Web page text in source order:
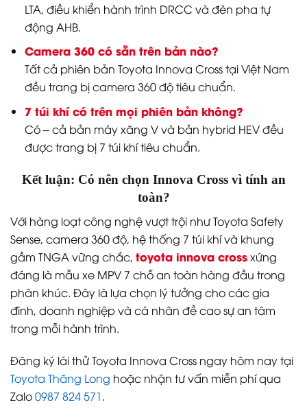
LTA, điều khiển hành trình DRCC và đèn pha tự
động AHB.
Camera 360 có sẵn trên bản nào?
Tất cả phiên bản Toyota Innova Cross tại Việt Nam
đều trang bị camera 360 độ tiêu chuẩn.
7 túi khí có trên mọi phiên bản không?
Có – cả bản máy xăng V và bản hybrid HEV đều
được trang bị 7 túi khí tiêu chuẩn.
Kết luận: Có nên chọn Innova Cross vì tính an
toàn?
Với hàng loạt công nghệ vượt trội như Toyota Safety
Sense, camera 360 độ, hệ thống 7 túi khí và khung
gầm TNGA vững chắc, toyota innova crossxứng
đáng là mẫu xe MPV 7 chỗ an toàn hàng đầu trong
phân khúc. Đây là lựa chọn lý tưởng cho các gia
đình, doanh nghiệp và cá nhân đề cao sự an tâm
trong mỗi hành trình.
Đăng ký lái thử Toyota Innova Cross ngay hôm nay tại
Toyota Thăng Long hoặc nhận tư vấn miễn phí qua
Zalo0987 824 571.